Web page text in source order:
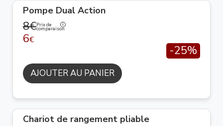
Pompe Dual Action
8€Prix de
comparaison
6€
-25%
AJOUTER AU PANIER
Chariot de rangement pliable